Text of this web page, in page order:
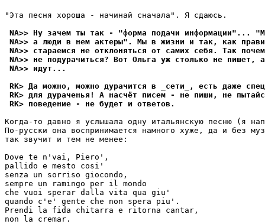
"Эта песня хороша - начинай сначала". Я сдаюсь.
NA>> Ну зачем ты так - "форма подачи информации"...
NA>> а люди в нем актеры". Мы в жизни и так, как
NA>> стараемся не отклоняться от самих себя. Так
NA>> не подурачиться? Вот Ольга уж столько не пишет,
NA>> идут...
RK> Да можно, можно дурачится в _сети_, есть даже
RK> для дураченья! А насчёт писем - не пиши, не
RK> поведение - не будет и ответов.
Когда-то давно я услышала одну итальянскую песню (я
По-русски она воспринимается намного хуже, да и без
так звучит и тем не менее:
Dove te n'vai, Piero',
pallido e mesto cosi'
senza un sorriso giocondo,
sempre un ramingo per il mondo
che vuoi sperar dalla vita qua giu'
quando c'e' gente che non spera piu'.
Prendi la fida chitarra e ritorna cantar,
non la cremar.